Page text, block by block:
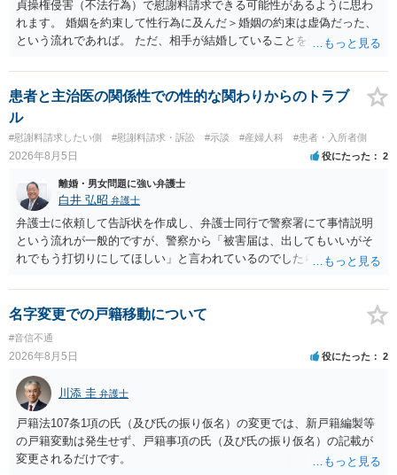
貞操権侵害（不法行為）で慰謝料請求できる可能性があるように思わ
れます。 婚姻を約束して性行為に及んだ＞婚姻の約束は虚偽だった、
という流れであれば。 ただ、相手が結婚していることを知って行為に
性も認められそうですので、あまり慰謝料は高額にならないように思
われます。 一度、最寄りの弁護士に相談してみてください。
患者と主治医の関係性での性的な関わりからのトラブ
ル
#慰謝料請求したい側 #慰謝料請求・訴訟 #示談 #産婦人科 #患者・入所者側
2026年8月5日 役にたった 2
離婚・男女問題に強い弁護士
白井 弘昭 弁護士
弁護士に依頼して告訴状を作成し、弁護士同行で警察署にて事情説明
という流れが一般的ですが、警察から「被害届は、出してもいいがそ
れでもう打切りにしてほしい」と言われているのでしたら、あまり結
検察庁に訴えるのもありかもしれないですが、実際に捜査をするの
は、結局所轄だと思われますので、やはり結論は変わらないかもしれ
ないです。 一度、最寄りの「刑事に強い」とうたっている弁護士に相
談してみてはいかがでしょうか。 以上、ご参考まで。
名字変更での戸籍移動について
#音信不通
2026年8月5日 役にたった 2
川添 圭 弁護士
戸籍法107条1項の氏（及び氏の振り仮名）の変更では、新戸籍編製等
の戸籍変動は発生せず、戸籍事項の氏（及び氏の振り仮名）の記載が
変更されるだけです。